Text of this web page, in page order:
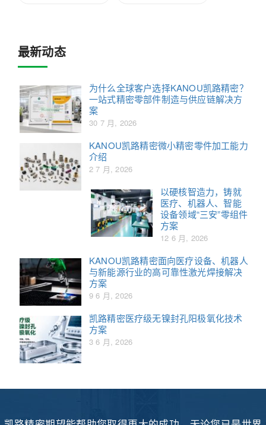
最新动态
为什么全球客户选择KANOU凯路精密？
一站式精密零部件制造与供应链解决方
案
30 7 月, 2026
KANOU凯路精密微小精密零件加工能力
介绍
2 7 月, 2026
以硬核智造力，铸就
医疗、机器人、智能
设备领域“三安”零组件
方案
12 6 月, 2026
KANOU凯路精密面向医疗设备、机器人
与新能源行业的高可靠性激光焊接解决
方案
9 6 月, 2026
凯路精密医疗级无镍封孔阳极氧化技术
方案
3 6 月, 2026